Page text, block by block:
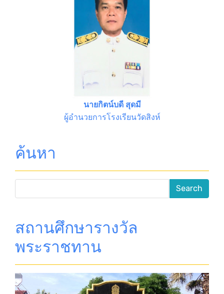
นายกิตน์บดี สุดมี
ผู้อำนวยการโรงเรียนวัดสิงห์
ค้นหา
สถานศึกษารางวัล
พระราชทาน